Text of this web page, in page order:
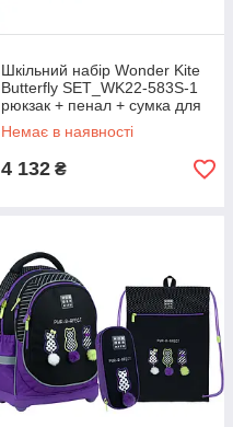
Шкільний набір Wonder Kite
Butterfly SET_WK22-583S-1
рюкзак + пенал + сумка для
взуття
Немає в наявності
4 132 ₴